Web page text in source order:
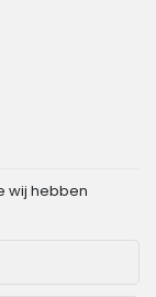
wij hebben